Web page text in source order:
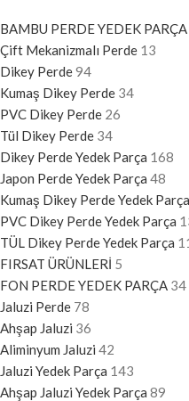
BAMBU PERDE YEDEK PARÇA
Çift Mekanizmalı Perde 13
Dikey Perde94
Kumaş Dikey Perde 34
PVC Dikey Perde 26
Tül Dikey Perde 34
Dikey Perde Yedek Parça 168
Japon Perde Yedek Parça 48
Kumaş Dikey Perde Yedek Parça
PVC Dikey Perde Yedek Parça
TÜL Dikey Perde Yedek Parça
FIRSAT ÜRÜNLERİ 5
FON PERDE YEDEK PARÇA 34
Jaluzi Perde 78
Ahşap Jaluzi 36
Aliminyum Jaluzi 42
Jaluzi Yedek Parça 143
Ahşap Jaluzi Yedek Parça 89